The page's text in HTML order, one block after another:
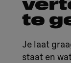
te
Je laat
staat en